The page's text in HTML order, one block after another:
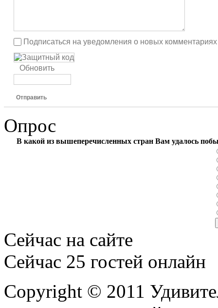
Подписаться на уведомления о новых комментариях
Обновить
Отправить
Опрос
В какой из вышеперечисленных стран Вам удалось
Сейчас на сайте
Сейчас 25 гостей онлайн
Copyright © 2011